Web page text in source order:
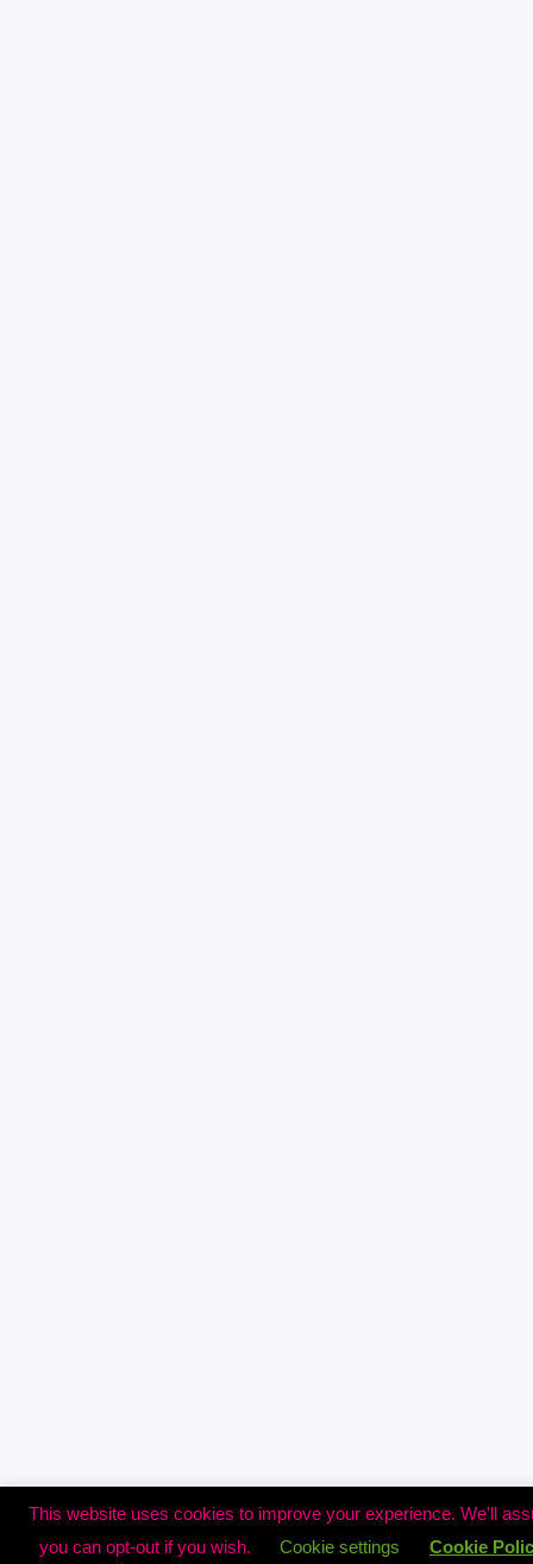
This website uses cookies to improve your experience. We'll
you can opt-out if you wish.
Cookie settings Cookie